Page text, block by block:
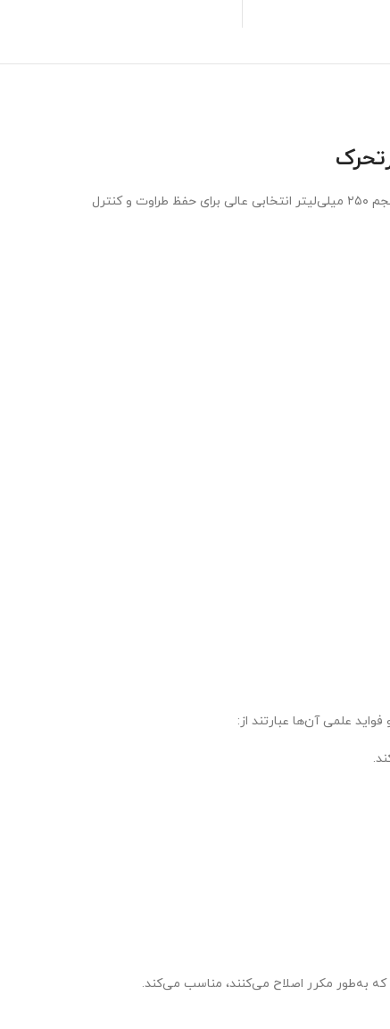
اگر سبک زندگی شما شامل فعالیت‌های ورزشی، تحرک زیاد یا ساعات کاری طولانی است،اسپری ضد تعریق مردانه داو مدل اسپرت Sport با حجم ۲۵۰ میلی‌لیتر انتخابی عالی برای حفظ طراوت و کنترل
به‌طور مکرر اصلاح می‌کنند، مناسب می‌کند.